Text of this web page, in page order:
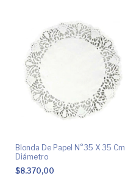
Blonda De Papel N°35 X 35 Cm
Diámetro
$8.370,00